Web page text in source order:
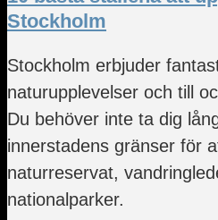
Stockholm
Stockholm erbjuder
naturupplevelser och till
Du behöver inte ta dig
innerstadens gränser för
naturreservat,
nationalparker.